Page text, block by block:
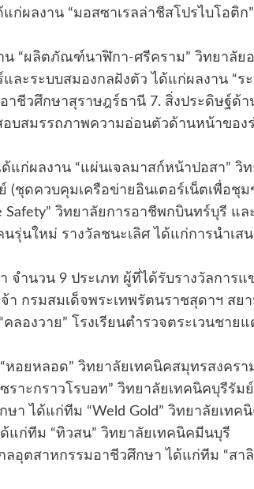
ผลงาน “มอสซาเรลล่าชีสโปรไบโอติก
น “ผลิตภัณฑ์นาฬิกา-ศรีคราม” วิทยาลัย
ละระบบสมองกลฝังตัว ได้แก่ผลงาน “ร
าชีวศึกษาสุราษฎร์ธานี 7. สิ่งประดิษฐ์ด้
บสมรรถภาพความอ่อนตัวด้านหน้าของ
แก่ผลงาน “แผ่นเจลมาสก์หน้าปอสา” วิ
(ชุดควบคุมเครือข่ายอินเตอร์เน็ตเพื่อชุม
Safety” วิทยาลัยการอาชีพกบินทร์บุรี แ
นใหม่ รางวัลชนะเลิศ ได้แก่การนำเสน
ำนวน 9 ประเภท ผู้ที่ได้รับรางวัลการแ
า กรมสมเด็จพระเทพรัตนราชสุดาฯ สย
องวาย” โรงเรียนตำรวจตระเวนชาย
อยหลอด” วิทยาลัยเทคนิคสมุทรสงครา
าะกราวโรบอท” วิทยาลัยเทคนิคบุรีรัมย์
ได้แก่ทีม “Weld Gold” วิทยาลัยเทค
ก่ทีม “ทิวสน” วิทยาลัยเทคนิคมีนบุรี
อุตสาหกรรมอาชีวศึกษา ได้แก่ทีม “สา